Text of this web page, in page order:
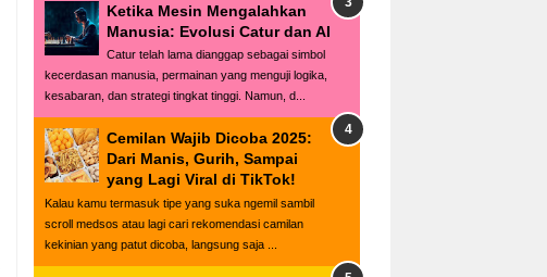
Ketika Mesin Mengalahkan
Manusia: Evolusi Catur dan AI
Catur telah lama dianggap sebagai simbol
kecerdasan manusia, permainan yang menguji logika,
kesabaran, dan strategi tingkat tinggi. Namun, d...
Cemilan Wajib Dicoba 2025:
Dari Manis, Gurih, Sampai
yang Lagi Viral di TikTok!
Kalau kamu termasuk tipe yang suka ngemil sambil
scroll medsos atau lagi cari rekomendasi camilan
kekinian yang patut dicoba, langsung saja ...